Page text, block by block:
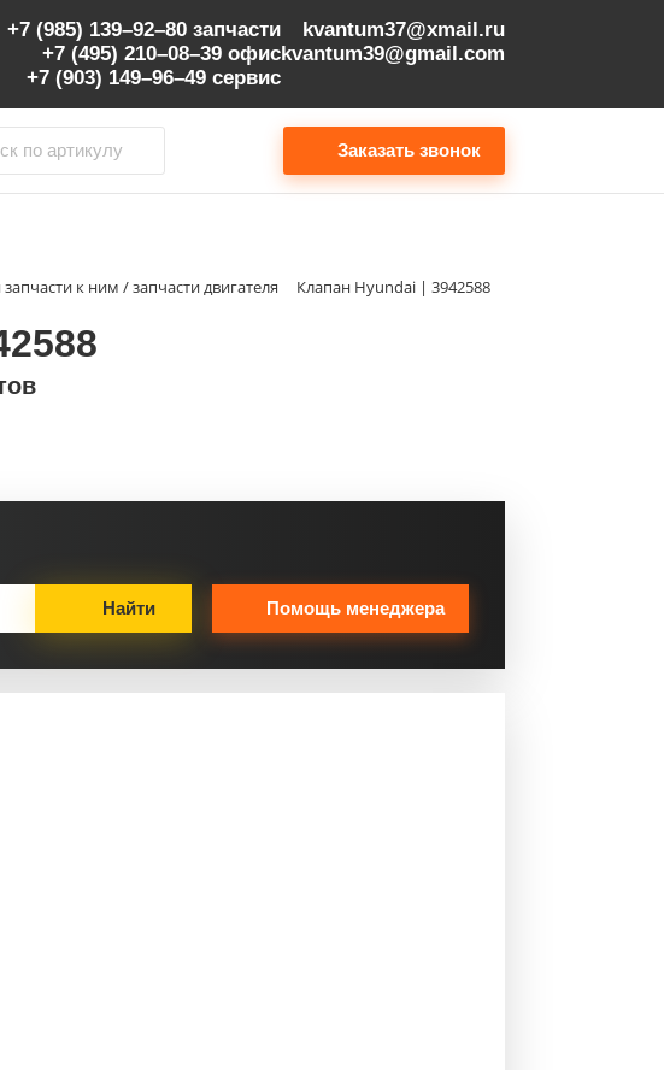
+7 (985) 139–92–80 запчасти
+7 (495) 210–08–39 офис
+7 (903) 149–96–49 сервис
kvantum37@xmail.ru
kvantum39@gmail.com
Заказать звонок
к ним / запчасти двигателя Клапан Hyundai | 3942588
Найти Помощь менеджера